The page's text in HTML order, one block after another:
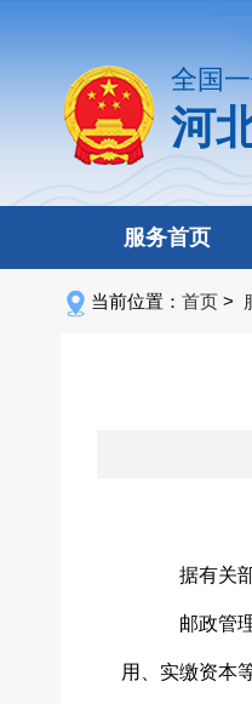
全国
河
服务首页
当前位置： 首页 >
据有关
邮政管
用、实缴资本